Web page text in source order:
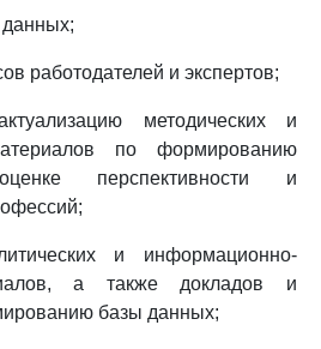
работодателей и экспертов;
методических и
по формированию
перспективности и
и информационно-
а также докладов и
базы данных;